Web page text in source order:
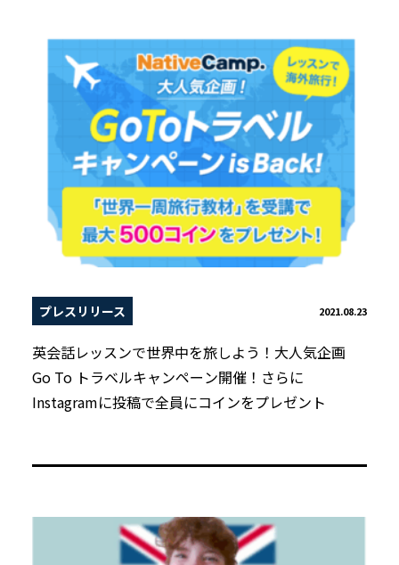
プレスリリース 2021.08.23
英会話レッスンで世界中を旅しよう！大人気企画
Go To トラベルキャンペーン開催！さらに
Instagramに投稿で全員にコインをプレゼント